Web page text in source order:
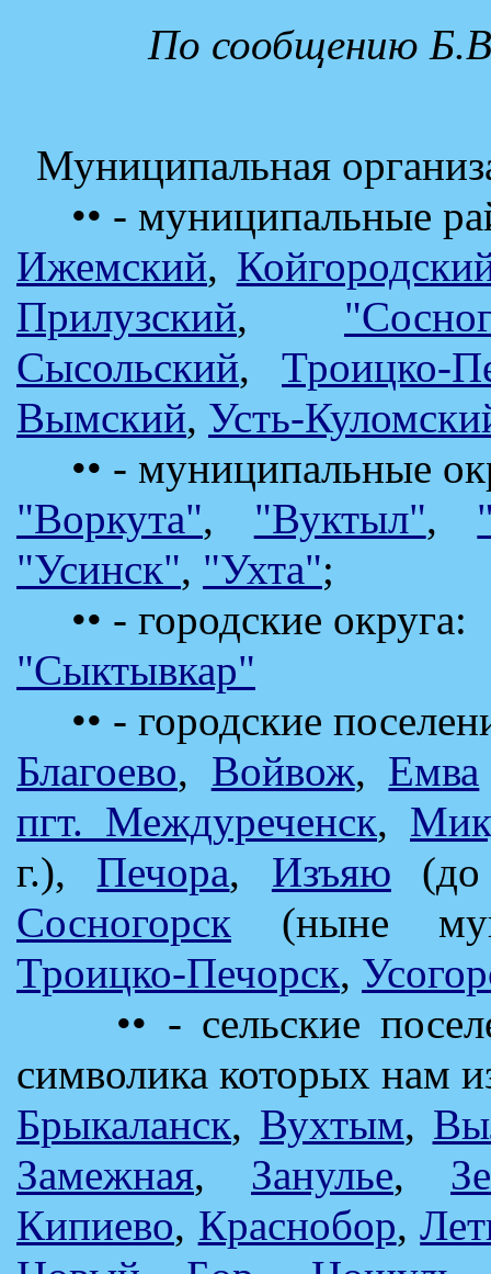
По сообщению
Муниципальная
•• - муниципальные
Ижемский,
Прилузский,
Сысольский, Троицко-
Вымский, Усть-
•• - муниципальные
"Воркута", "Вуктыл",
"Усинск", "Ухта";
•• - городские округа:
"Сыктывкар"
•• - городские
Благоево, Войвож, Емва
пгт. Междуреченск,
г.), Печора, Изъяю
Сосногорск (ныне
Троицко-Печорск,
•• - сельские
символика которых нам
Брыкаланск, Вухтым,
Замежная, Занулье,
Кипиево, Краснобор,